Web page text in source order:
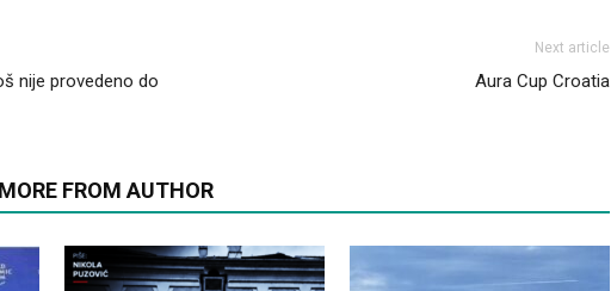
nije provedeno do
Next article
Aura Cup Croatia
MORE FROM AUTHOR